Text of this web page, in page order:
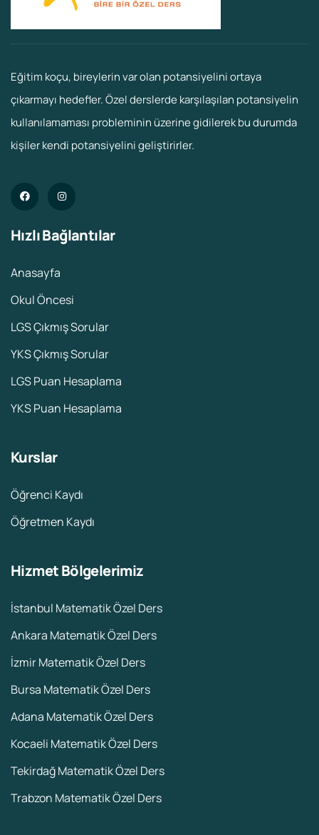
Eğitim koçu, bireylerin var olan potansiyelini ortaya
çıkarmayı hedefler. Özel derslerde karşılaşılan potansiyelin
kullanılamaması probleminin üzerine gidilerek bu durumda
kişiler kendi potansiyelini geliştirirler.
Hızlı Bağlantılar
Anasayfa
Okul Öncesi
LGS Çıkmış Sorular
YKS Çıkmış Sorular
LGS Puan Hesaplama
YKS Puan Hesaplama
Kurslar
Öğrenci Kaydı
Öğretmen Kaydı
Hizmet Bölgelerimiz
İstanbul Matematik Özel Ders
Ankara Matematik Özel Ders
İzmir Matematik Özel Ders
Bursa Matematik Özel Ders
Adana Matematik Özel Ders
Kocaeli Matematik Özel Ders
Tekirdağ Matematik Özel Ders
Trabzon Matematik Özel Ders